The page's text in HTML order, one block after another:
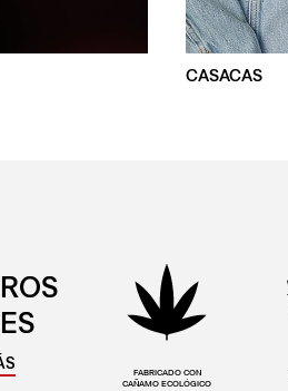
CASACAS
FABRICADO CON
CAÑAMO ECOLÓGICO